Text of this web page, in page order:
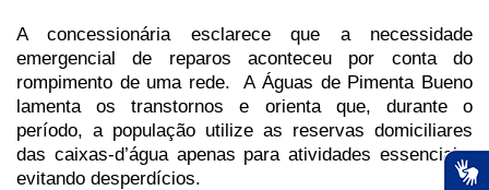
A concessionária esclarece que a necessidade
emergencial de reparos aconteceu por conta do
rompimento de uma rede. A Águas de Pimenta Bueno
lamenta os transtornos e orienta que, durante o
período, a população utilize as reservas domiciliares
das caixas-d’água apenas para atividades essenciais,
evitando desperdícios.